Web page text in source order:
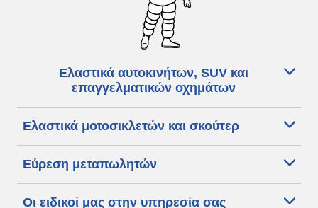
Ελαστικά αυτοκινήτων, SUV και
επαγγελματικών οχημάτων
Ελαστικά μοτοσικλετών και σκούτερ
Εύρεση μεταπωλητών
Οι ειδικοί μας στην υπηρεσία σας